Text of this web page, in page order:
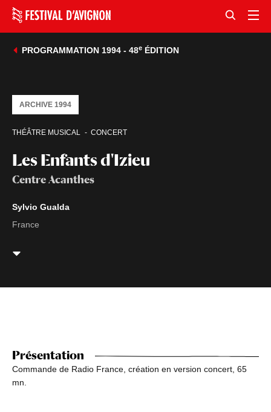
PROGRAMMATION 1994 - 48eÉDITION
Les Enfants d'Izieu
Centre Acanthes
THÉÂTRE MUSICAL CONCERT
ARCHIVE 1994
Sylvio Gualda
France
Présentation
Commande de Radio France, création en version concert, 65
mn.